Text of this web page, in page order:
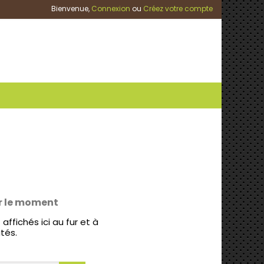
Bienvenue, Connexion ou Créez votre compte
le moment
ici au fur et à